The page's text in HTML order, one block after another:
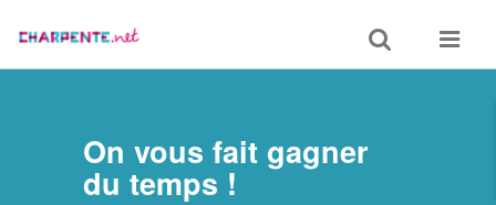
Toggle
search
Toggle
On vous fait gagner
du temps !